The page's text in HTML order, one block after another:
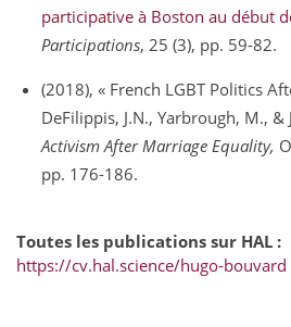
participative à Boston au début
Participations, 25 (3), pp. 59-82.
(2018), « French LGBT Politics
DeFilippis, J.N., Yarbrough, M., &
Activism After Marriage Equality,
pp. 176-186.
Toutes les publications sur HAL :
https://cv.hal.science/hugo-bouvard